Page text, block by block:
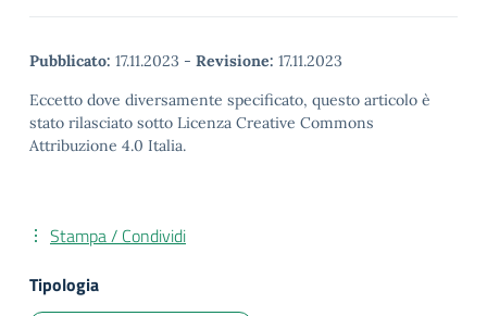
Pubblicato: 17.11.2023 - Revisione: 17.11.2023
Eccetto dove diversamente specificato, questo articolo è
stato rilasciato sotto Licenza Creative Commons
Attribuzione 4.0 Italia.
Stampa / Condividi
Tipologia